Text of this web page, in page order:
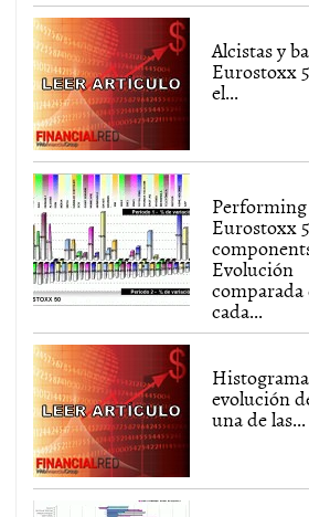
Alcistas y
Eurostoxx
el...
Performing
Eurostoxx
Evolución
comparada
cada...
evolución
una de las...